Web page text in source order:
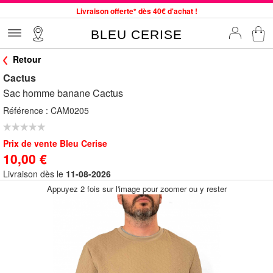
Livraison offerte* dès 40€ d'achat !
Commande avant 12h expédiée le jour même, du lundi au vendredi
Jusqu'à -75% sur le site du 29/07 au 27/08
Samsonite, Delsey, American Tourister, Little Marcel à Prix Bas
BLEU CERISE
Retour
Cactus
Sac homme banane Cactus
Référence : CAM0205
Prix de vente Bleu Cerise
10,00 €
Livraison dès le 11-08-2026
Appuyez 2 fois sur l'image pour zoomer ou y rester